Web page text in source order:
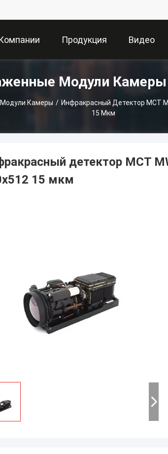
Продукция Видео
Модули
Камеры / Инфракрасный Детектор MCT
15 Мкм
детектор MCT
15 мкм